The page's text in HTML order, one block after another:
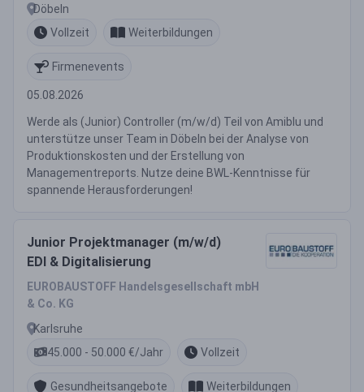
Döbeln
Vollzeit
Weiterbildungen
Firmenevents
05.08.2026
Werde als (Junior) Controller (m/w/d) Teil von Amiblu und
unterstütze unser Team in Döbeln bei der Analyse von
Produktionskosten und der Erstellung von
Managementreports. Nutze deine BWL-Kenntnisse für
spannende Herausforderungen!
Junior Projektmanager (m/w/d)
EDI & Digitalisierung
EUROBAUSTOFF Handelsgesellschaft mbH
& Co. KG
Karlsruhe
45.000 - 50.000 €/Jahr
Vollzeit
Gesundheitsangebote Weiterbildungen